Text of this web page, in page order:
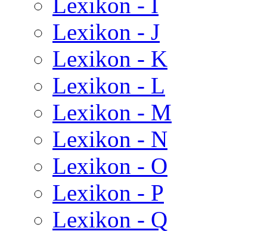
Lexikon - J
Lexikon - K
Lexikon - L
Lexikon - M
Lexikon - N
Lexikon - O
Lexikon - P
Lexikon - Q